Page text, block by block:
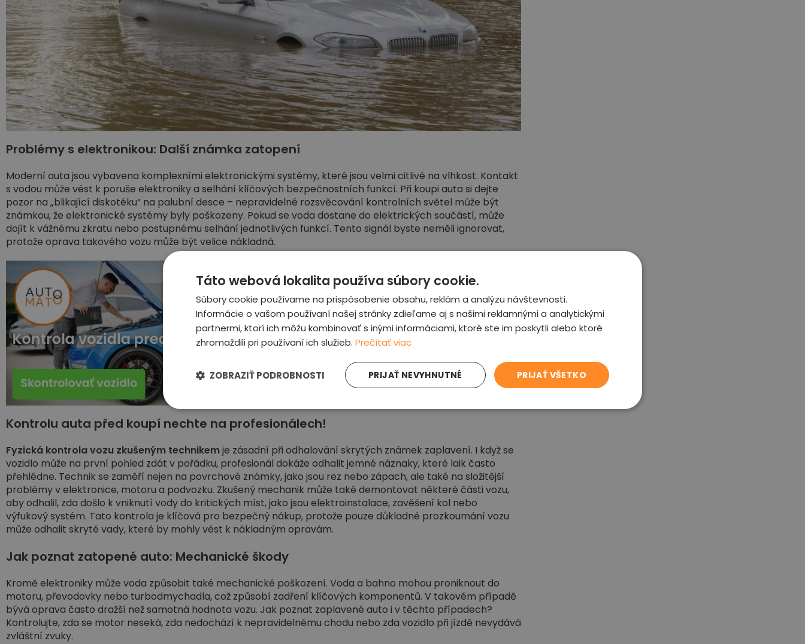
Problémy s elektronikou: Další známka zatopení
Moderní auta jsou vybavena komplexními elektronickými systémy, které jsou velmi citlivé na vlhkost. Kontakt
s vodou může vést k poruše elektroniky a selhání klíčových bezpečnostních funkcí. Při koupi auta si dejte
pozor na „blikající diskotéku“ na palubní desce – nepravidelné rozsvěcování kontrolních světel může být
známkou, že elektronické systémy byly poškozeny. Pokud se voda dostane do elektrických součástí, může
dojít k vážnému zkratu nebo postupnému selhání jednotlivých funkcí. Tento signál byste neměli ignorovat,
protože oprava takového vozu může být velice nákladná.
Kontrolu auta před koupí nechte na profesionálech!
Fyzická kontrola vozu zkušeným technikemje zásadní při odhalování skrytých známek zaplavení. I když se
vozidlo může na první pohled zdát v pořádku, profesionál dokáže odhalit jemné náznaky, které laik často
přehlédne. Technik se zaměří nejen na povrchové známky, jako jsou rez nebo zápach, ale také na složitější
problémy v elektronice, motoru a podvozku. Zkušený mechanik může také demontovat některé části vozu,
aby odhalil, zda došlo k vniknutí vody do kritických míst, jako jsou elektroinstalace, zavěšení kol nebo
výfukový systém. Tato kontrola je klíčová pro bezpečný nákup, protože pouze důkladné prozkoumání vozu
může odhalit skryté vady, které by mohly vést k nákladným opravám.
Jak poznat zatopené auto: Mechanické škody
Kromě elektroniky může voda způsobit také mechanické poškození. Voda a bahno mohou proniknout do
motoru, převodovky nebo turbodmychadla, což způsobí zadření klíčových komponentů. V takovém případě
bývá oprava často dražší než samotná hodnota vozu. Jak poznat zaplavené auto i v těchto případech?
Kontrolujte, zda se motor neseká, zda nedochází k nepravidelnému chodu nebo zda vozidlo při jízdě nevydává
zvláštní zvuky.
Táto webová lokalita používa súbory cookie.
Súbory cookie používame na prispôsobenie obsahu, reklám a analýzu návštevnosti.
Informácie o vašom používaní našej stránky zdieľame aj s našimi reklamnými a analytickými
partnermi, ktorí ich môžu kombinovať s inými informáciami, ktoré ste im poskytli alebo ktoré
zhromaždili pri používaní ich služieb. Prečítať viac
PRIJAŤ VŠETKO
PRIJAŤ NEVYHNUTNÉ
ZOBRAZIŤ PODROBNOSTI